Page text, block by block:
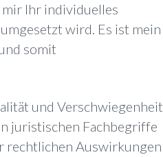
Ihr individuelles
wird. Es ist mein
somit
und Verschwiegenheit
juristischen Fachbegriffe
rechtlichen Auswirkungen